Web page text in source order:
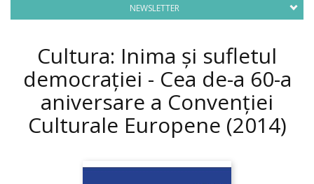
NEWSLETTER
Cultura: Inima și sufletul
democrației - Cea de-a 60-a
aniversare a Convenției
Culturale Europene (2014)